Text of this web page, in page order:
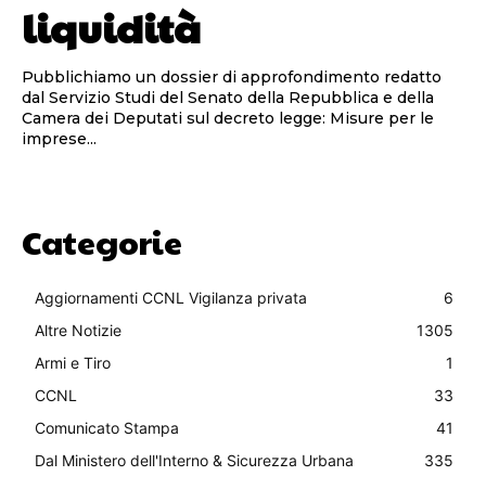
liquidità
Pubblichiamo un dossier di approfondimento redatto
dal Servizio Studi del Senato della Repubblica e della
Camera dei Deputati sul decreto legge: Misure per le
imprese...
Categorie
Aggiornamenti CCNL Vigilanza privata
6
Altre Notizie
1305
Armi e Tiro
1
CCNL
33
Comunicato Stampa
41
Dal Ministero dell'Interno & Sicurezza Urbana
335